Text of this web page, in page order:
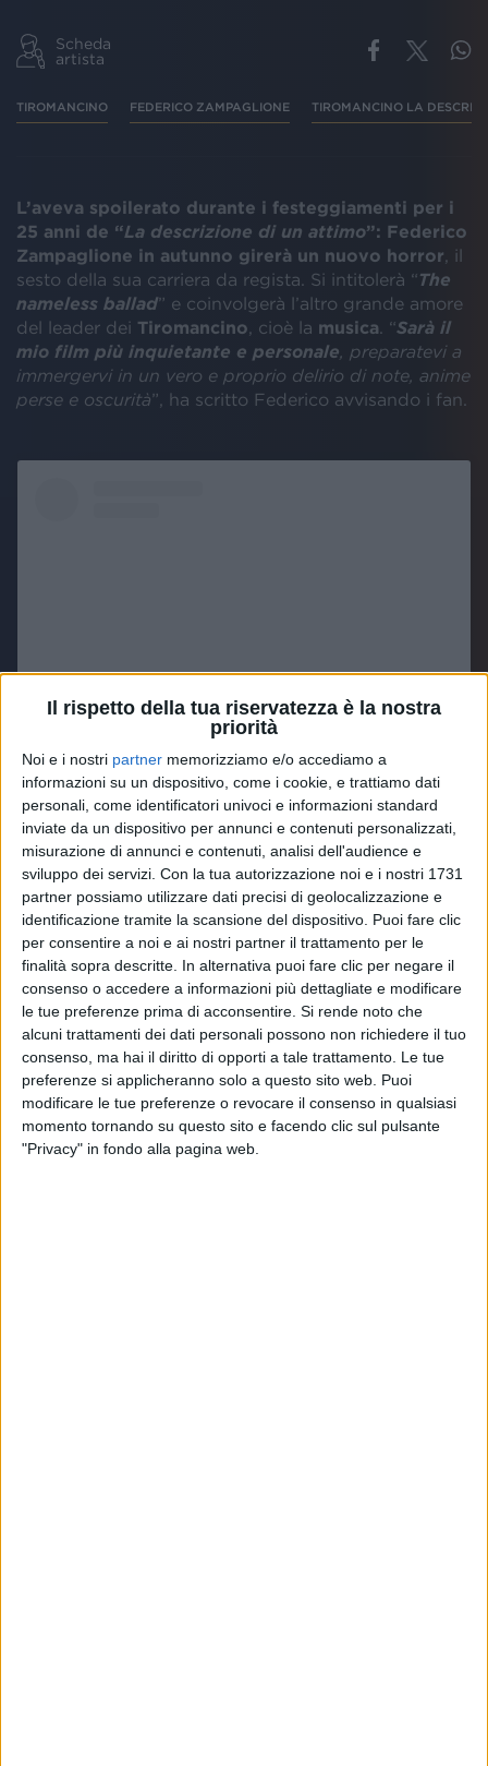
Il rispetto della tua riservatezza è la nostra
priorità
Noi e i nostri partner memorizziamo e/o accediamo a
informazioni su un dispositivo, come i cookie, e trattiamo dati
personali, come identificatori univoci e informazioni standard
inviate da un dispositivo per annunci e contenuti personalizzati,
misurazione di annunci e contenuti, analisi dell'audience e
sviluppo dei servizi. Con la tua autorizzazione noi e i nostri 1731
partner possiamo utilizzare dati precisi di geolocalizzazione e
identificazione tramite la scansione del dispositivo. Puoi fare clic
per consentire a noi e ai nostri partner il trattamento per le
finalità sopra descritte. In alternativa puoi fare clic per negare il
consenso o accedere a informazioni più dettagliate e modificare
le tue preferenze prima di acconsentire. Si rende noto che
alcuni trattamenti dei dati personali possono non richiedere il tuo
consenso, ma hai il diritto di opporti a tale trattamento. Le tue
preferenze si applicheranno solo a questo sito web. Puoi
modificare le tue preferenze o revocare il consenso in qualsiasi
momento tornando su questo sito e facendo clic sul pulsante
"Privacy" in fondo alla pagina web.
Scheda
artista
TIROMANCINO FEDERICO ZAMPAGLIONE TIROMANCINO LA
L’aveva spoilerato durante i festeggiamenti per i
25 anni de “La descrizione di un attimo”: Federico
Zampaglione in autunno girerà un nuovo horror , il
sesto della sua carriera da regista. Si intitolerà “The
nameless ballad” e coinvolgerà l’altro grande amore
del leader dei Tiromancino , cioè la musica . “Sarà il
mio film più inquietante e personale, preparatevi a
immergervi in un vero e proprio delirio di note, anime
perse e oscurità”, ha scritto Federico avvisando i fan.
Visualizza questo post su Instagram
Zampaglioneha realizzato la sceneggiatura del film
a quattro mani conBarbara Baraldi, regina della
narrativa dark e curatrice di “